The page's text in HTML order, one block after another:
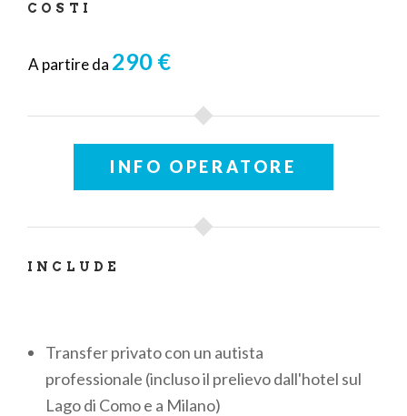
COSTI
A partire da 290 €
INFO OPERATORE
INCLUDE
Transfer privato con un autista
professionale (incluso il prelievo dall'hotel sul
Lago di Como e a Milano)